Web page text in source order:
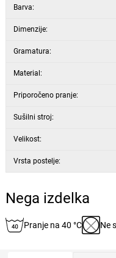
Barva:
Dimenzije:
Gramatura:
Material:
Priporočeno pranje:
Sušilni stroj:
Velikost:
Vrsta postelje:
Nega izdelka
Pranje na 40 °C Ne